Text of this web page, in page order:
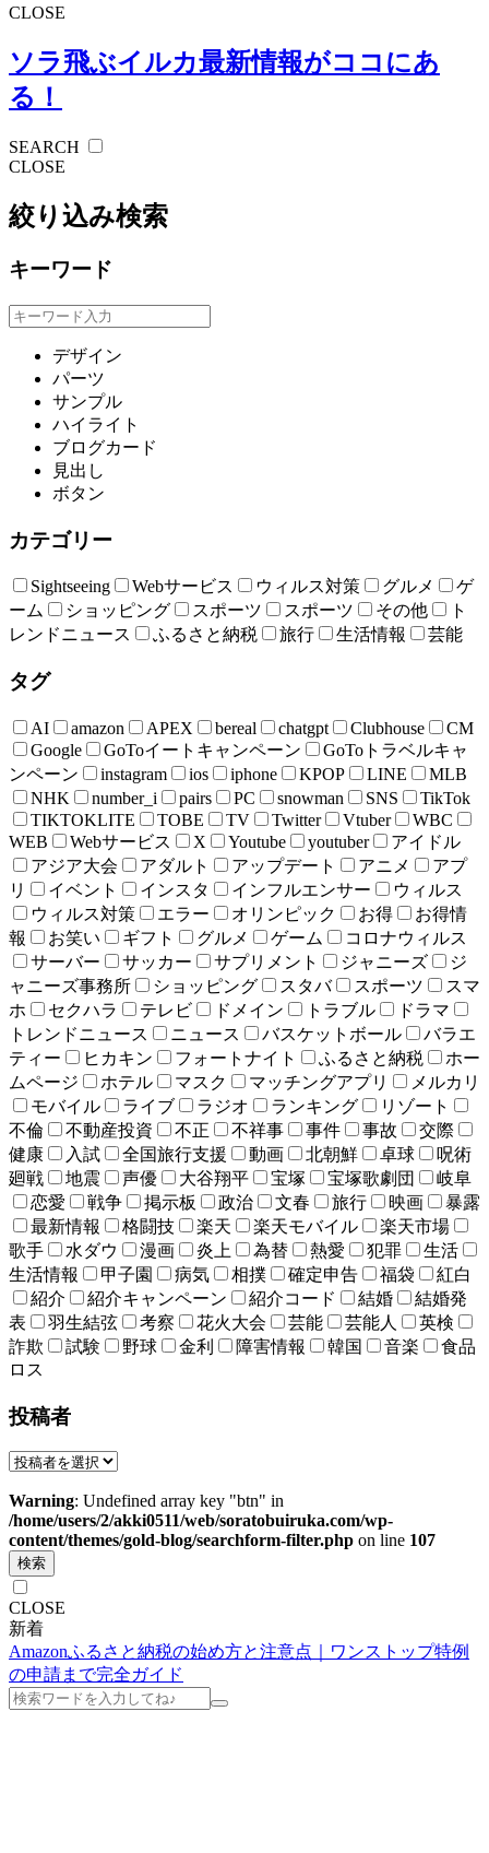
CLOSE
ソラ飛ぶイルカ最新情報がココにあ
る！
SEARCH
CLOSE
絞り込み検索
キーワード
デザイン
パーツ
サンプル
ハイライト
ブログカード
見出し
ボタン
カテゴリー
Sightseeing Webサービス ウィルス対策 グルメ
ゲ
ーム
ショッピング スポーツ スポーツ その他
ト
レンドニュース
ふるさと納税 旅行 生活情報 芸能
タグ
AI amazon APEX bereal chatgpt Clubhouse
CM
Google
GoToイートキャンペーン
GoToトラベルキャ
ンペーン
instagram ios iphone KPOP LINE
MLB
NHK
number_i pairs PC snowman SNS
TikTok
TIKTOKLITE
TOBE TV Twitter Vtuber
WBC
WEB
Webサービス X Youtube youtuber
アイドル
アジア大会
アダルト アップデート アニメ
アプ
リ
イベント インスタ インフルエンサー
ウィルス
ウィルス対策
エラー オリンピック お得
お得情
報
お笑い ギフト グルメ ゲーム
コロナウィルス
サーバー
サッカー サプリメント ジャニーズ
ジ
ャニーズ事務所
ショッピング スタバ スポーツ
スマ
ホ
セクハラ テレビ ドメイン トラブル
ドラマ
トレンドニュース
ニュース バスケットボール
バラエ
ティー
ヒカキン フォートナイト ふるさと納税
ホー
ムページ
ホテル マスク マッチングアプリ
メルカリ
モバイル
ライブ ラジオ ランキング
リゾート
不倫
不動産投資 不正 不祥事 事件 事故
交際
健康
入試 全国旅行支援 動画 北朝鮮 卓球
呪術
廻戦
地震 声優 大谷翔平 宝塚 宝塚歌劇団
岐阜
恋愛
戦争 掲示板 政治 文春 旅行 映画
暴露
最新情報
格闘技 楽天 楽天モバイル
楽天市場
歌手
水ダウ 漫画 炎上 為替 熱愛 犯罪
生活
生活情報
甲子園 病気 相撲 確定申告 福袋
紅白
紹介
紹介キャンペーン 紹介コード 結婚
結婚発
表
羽生結弦 考察 花火大会 芸能 芸能人
英検
詐欺
試験 野球 金利 障害情報 韓国 音楽
食品
ロス
投稿者
Warning: Undefined array key "btn" in
/home/users/2/akki0511/web/soratobuiruka.com/wp-
content/themes/gold-blog/searchform-filter.php on line 107
検索
CLOSE
新着
Amazonふるさと納税の始め方と注意点｜ワンストップ特例
の申請まで完全ガイド